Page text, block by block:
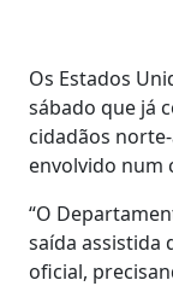
Os Estados
sábado que já
cidadãos
envolvido num
“O
saída assistida
oficial,